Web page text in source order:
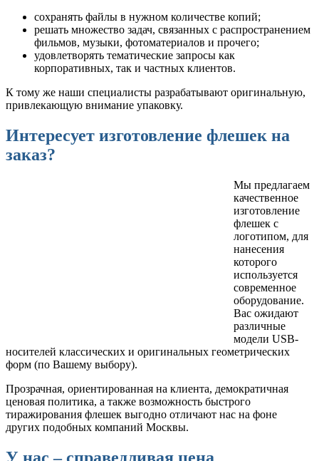
сохранять файлы в нужном количестве копий;
решать множество задач, связанных с распространением
фильмов, музыки, фотоматериалов и прочего;
удовлетворять тематические запросы как
корпоративных, так и частных клиентов.
К тому же наши специалисты разрабатывают оригинальную,
привлекающую внимание упаковку.
Интересует изготовление флешек на
заказ?
Мы предлагаем
качественное
изготовление
флешек с
логотипом, для
нанесения
которого
используется
современное
оборудование.
Вас ожидают
различные
модели USB-
носителей классических и оригинальных геометрических
форм (по Вашему выбору).
Прозрачная, ориентированная на клиента, демократичная
ценовая политика, а также возможность быстрого
тиражирования флешек выгодно отличают нас на фоне
других подобных компаний Москвы.